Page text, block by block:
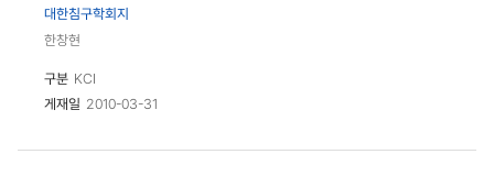
대한침구학회지
한창현
구분 KCI
게재일 2010-03-31